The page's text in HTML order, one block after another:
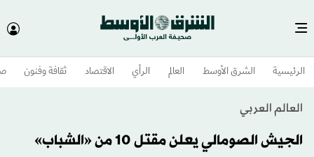
الرئيسية الشرق الأوسط​ العالم الرأي الاقتصاد ثقافة وفنون
العالم العربي
الجيش الصومالي يعلن مقتل 10 من «الشباب»